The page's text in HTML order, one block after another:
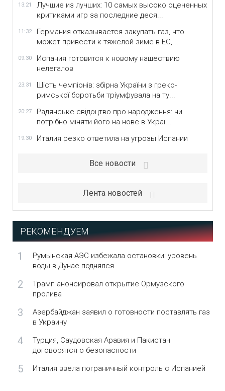
13:21
Лучшие из лучших: 10 самых высоко оцененных
критиками игр за последние деся...
11:32
Германия отказывается закупать газ, что
может привести к тяжелой зиме в ЕС,...
09:30
Испания готовится к новому нашествию
нелегалов
23:31
Шість чемпіонів: збірна України з греко-
римської боротьби тріумфувала на ту...
20:27
Радянське свідоцтво про народження: чи
потрібно міняти його на нове в Украї...
19:30 Италия резко ответила на угрозы Испании
Все новости
Лента новостей
РЕКОМЕНДУЕМ
1
Румынская АЭС избежала остановки: уровень
воды в Дунае поднялся
2
Трамп анонсировал открытие Ормузского
пролива
3
Азербайджан заявил о готовности поставлять газ
в Украину
4
Турция, Саудовская Аравия и Пакистан
договорятся о безопасности
5 Италия ввела пограничный контроль с Испанией